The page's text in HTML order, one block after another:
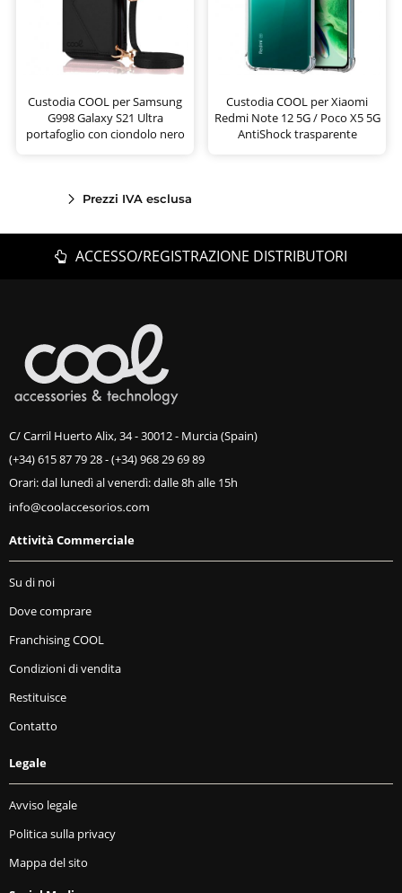
Custodia COOL per Samsung
G998 Galaxy S21 Ultra
portafoglio con ciondolo nero
Custodia COOL per Xiaomi
Redmi Note 12 5G / Poco X5 5G
AntiShock trasparente
Prezzi IVA esclusa
ACCESSO/REGISTRAZIONE DISTRIBUTORI
C/ Carril Huerto Alix, 34 - 30012 - Murcia (Spain)
(+34) 615 87 79 28-(+34) 968 29 69 89
Orari: dal lunedì al venerdì: dalle 8h alle 15h
Attività Commerciale
Su di noi
Dove comprare
Franchising COOL
Condizioni di vendita
Restituisce
Contatto
Legale
Avviso legale
Politica sulla privacy
Mappa del sito